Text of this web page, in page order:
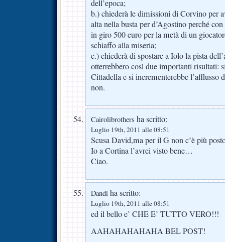
dell’epoca;
b.) chiederà le dimissioni di Corvino per
alta nella busta per d’Agostino perché
in giro 500 euro per la metà di un
schiaffo alla miseria;
c.) chiederà di spostare a Iolo la pista
otterrebbero così due importanti risultati:
Cittadella e si incrementerebbe l’afflusso
non.
Cairolibrothers ha scritto:
Luglio 19th, 2011 alle 08:51
Scusa David,ma per il G non c’è più
Io a Cortina l’avrei visto bene…
Ciao.
Dandi ha scritto:
Luglio 19th, 2011 alle 08:51
ed il bello e’ CHE E’ TUTTO VERO!!!
AAHAHAHAHAHA BEL POST!